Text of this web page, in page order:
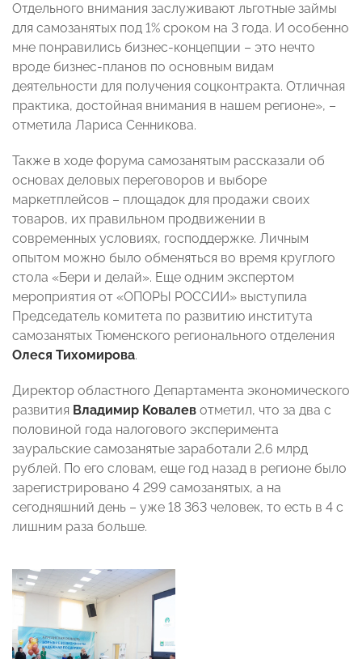
Отдельного внимания заслуживают льготные займы
для самозанятых под 1% сроком на 3 года. И особенно
мне понравились бизнес-концепции – это нечто
вроде бизнес-планов по основным видам
деятельности для получения соцконтракта. Отличная
практика, достойная внимания в нашем регионе», –
отметила Лариса Сенникова.
Также в ходе форума самозанятым рассказали об
основах деловых переговоров и выборе
маркетплейсов – площадок для продажи своих
товаров, их правильном продвижении в
современных условиях, господдержке. Личным
опытом можно было обменяться во время круглого
стола «Бери и делай». Еще одним экспертом
мероприятия от «ОПОРЫ РОССИИ» выступила
Председатель комитета по развитию института
самозанятых Тюменского регионального отделения
Олеся Тихомирова.
Директор областного Департамента экономического
развития Владимир Ковалев отметил, что за два с
половиной года налогового эксперимента
зауральские самозанятые заработали 2,6 млрд
рублей. По его словам, еще год назад в регионе было
зарегистрировано 4 299 самозанятых, а на
сегодняшний день – уже 18 363 человек, то есть в 4 с
лишним раза больше.